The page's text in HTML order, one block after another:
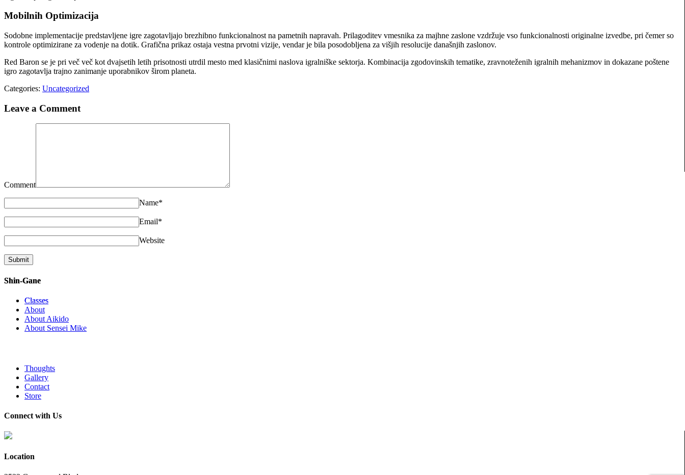
Mobilnih Optimizacija
Sodobne implementacije predstavljene igre zagotavljajo brezhibno funkcionalnost na pametnih napravah. Prilagoditev vmesnika za majhne zaslone vzdržuje vso funkcionalnosti originalne izvedbe, pri čemer so
kontrole optimizirane za vodenje na dotik. Grafična prikaz ostaja vestna prvotni vizije, vendar je bila posodobljena za višjih resolucije današnjih zaslonov.
Red Baron se je pri več več kot dvajsetih letih prisotnosti utrdil mesto med klasičnimi naslova igralniške sektorja. Kombinacija zgodovinskih tematike, zravnoteženih igralnih mehanizmov in dokazane poštene
igro zagotavlja trajno zanimanje uporabnikov širom planeta.
Categories: Uncategorized
Leave a Comment
Comment
Name*
Email*
Website
Shin-Gane
Classes
About
About Aikido
About Sensei Mike
Thoughts
Gallery
Contact
Store
Connect with Us
Location